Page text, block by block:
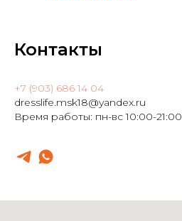
Контакты
+7 (903) 686 14 04
dresslife.msk18@yandex.ru
Время работы: пн-вс 10:00-21:00